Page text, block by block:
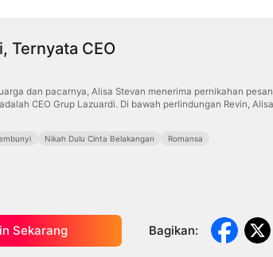
Ternyata CEO
dan pacarnya, Alisa Stevan menerima pernikahan
CEO Grup Lazuardi. Di bawah perlindungan Revin,
Nikah Dulu Cinta Belakangan Romansa
Sekarang Bagikan: